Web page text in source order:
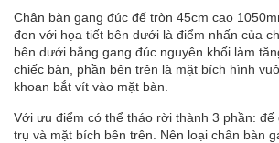
Chân bàn gang đúc đế tròn 45cm cao
đen với họa tiết bên dưới là điểm nhấn của
bên dưới bằng gang đúc nguyên khối làm
chiếc bàn, phần bên trên là mặt bích hình
khoan bắt vít vào mặt bàn.
Với ưu điểm có thể tháo rời thành 3 phần:
trụ và mặt bích bên trên. Nên loại chân bàn